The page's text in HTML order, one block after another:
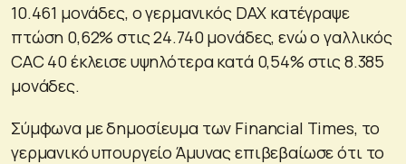
10.461 μονάδες, ο γερμανικός DAX κατέγραψε
πτώση 0,62% στις 24.740 μονάδες, ενώ ο γαλλικός
CAC 40 έκλεισε υψηλότερα κατά 0,54% στις 8.385
μονάδες.
Σύμφωνα με δημοσίευμα των Financial Times, το
γερμανικό υπουργείο Άμυνας επιβεβαίωσε ότι το